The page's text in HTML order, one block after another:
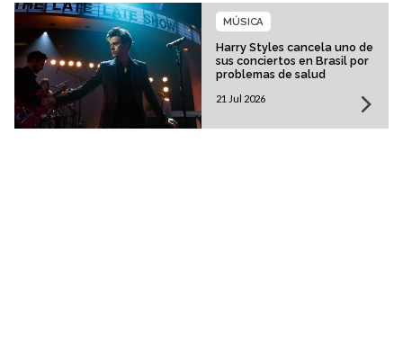
Harry Styles cancela uno de
sus conciertos en Brasil por
problemas de salud
MÚSICA
21 Jul 2026